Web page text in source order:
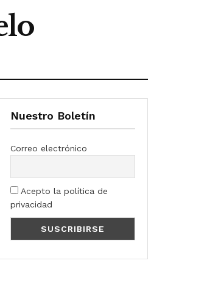
Nuestro Boletín
Correo electrónico
Acepto la política de
privacidad